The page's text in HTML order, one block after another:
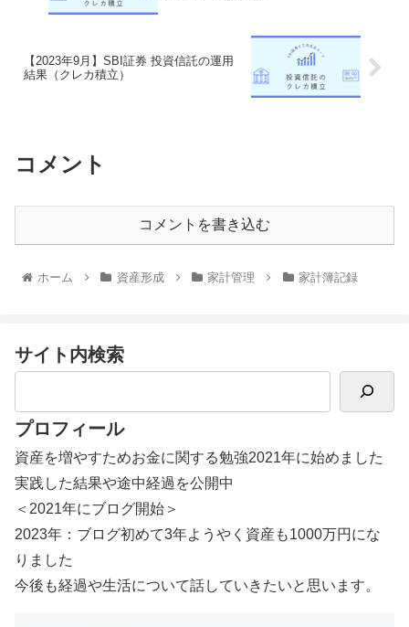
【2023年9月】SBI証券 投資信託の運用
結果（クレカ積立）
コメント
コメントを書き込む
ホーム 資産形成 家計管理 家計簿記録
サイト内検索
プロフィール
資産を増やすためお金に関する勉強2021年に始めました
実践した結果や途中経過を公開中
＜2021年にブログ開始＞
2023年：ブログ初めて3年ようやく資産も1000万円にな
りました
今後も経過や生活について話していきたいと思います。